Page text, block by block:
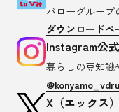
バローグループ
ダウンロードペ
Instagram公
暮らしの豆知識
X（エックス